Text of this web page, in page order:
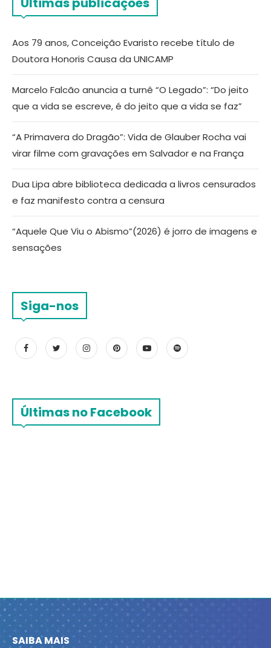
Aos 79 anos, Conceição Evaristo recebe título de
Doutora Honoris Causa da UNICAMP
Marcelo Falcão anuncia a turnê “O Legado”: “Do jeito
que a vida se escreve, é do jeito que a vida se faz”
“A Primavera do Dragão”: Vida de Glauber Rocha vai
virar filme com gravações em Salvador e na França
Dua Lipa abre biblioteca dedicada a livros censurados
e faz manifesto contra a censura
“Aquele Que Viu o Abismo”(2026) é jorro de imagens e
sensações
Siga-nos
Últimas no Facebook
SAIBA MAIS